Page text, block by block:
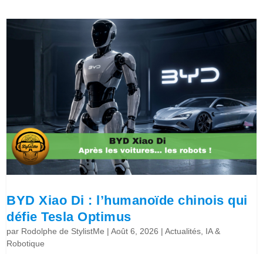
BYD Xiao Di : l’humanoïde chinois qui
défie Tesla Optimus
par Rodolphe de StylistMe |Août 6, 2026 |Actualités IA &
Robotique